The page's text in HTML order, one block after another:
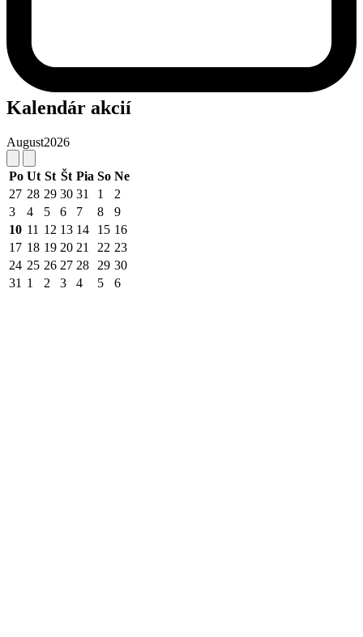
Kalendár akcií
August2026
Po Ut St Št Pia So Ne
27 28 29 30 31 1
2
3
4 5 6 7 8
9
10 11 12 13 14 15 16
17 18 19 20 21 22 23
24 25 26 27 28 29 30
31 1 2 3 4 5 6